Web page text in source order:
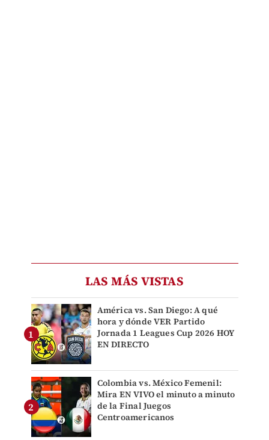
LAS MÁS VISTAS
América vs. San Diego: A qué
hora y dónde VER Partido
Jornada 1 Leagues Cup 2026 HOY
EN DIRECTO
Colombia vs. México Femenil:
Mira EN VIVO el minuto a minuto
de la Final Juegos
Centroamericanos